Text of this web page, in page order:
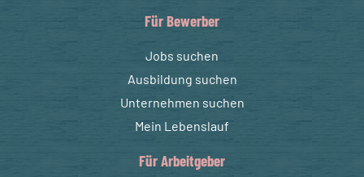
Für Bewerber
Jobs suchen
Ausbildung suchen
Unternehmen suchen
Mein Lebenslauf
Für Arbeitgeber